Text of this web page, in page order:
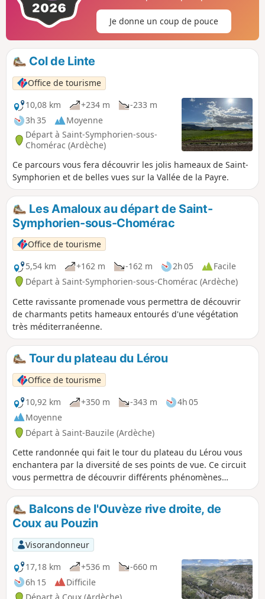
Je donne un coup de pouce
Col de Linte
Office de tourisme
10,08 km
+234 m
-233 m
3h 35
Moyenne
Départ à Saint-Symphorien-sous-
Chomérac (Ardèche)
Ce parcours vous fera découvrir les jolis hameaux de Saint-
Symphorien et de belles vues sur la Vallée de la Payre.
Les Amaloux au départ de Saint-
Symphorien-sous-Chomérac
Office de tourisme
5,54 km
+162 m -162 m 2h 05
Facile
Départ à Saint-Symphorien-sous-Chomérac (Ardèche)
Cette ravissante promenade vous permettra de découvrir
de charmants petits hameaux entourés d'une végétation
très méditerranéenne.
Tour du plateau du Lérou
Office de tourisme
10,92 km
+350 m -343 m
4h 05
Moyenne
Départ à Saint-Bauzile (Ardèche)
Cette randonnée qui fait le tour du plateau du Lérou vous
enchantera par la diversité de ses points de vue. Ce circuit
vous permettra de découvrir différents phénomènes
géologiques : bloc de basalte, filons de basalte...
Balcons de l'Ouvèze rive droite, de
Coux au Pouzin
Visorandonneur
17,18 km
+536 m
-660 m
6h 15
Difficile